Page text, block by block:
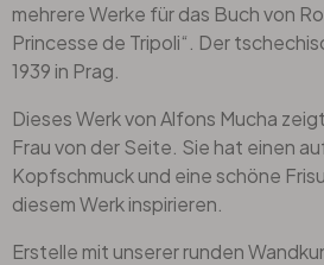
mehrere Werke für das Buch von
Princesse de Tripoli“. Der
1939 in Prag.
Dieses Werk von Alfons Mucha
Frau von der Seite. Sie hat einen
Kopfschmuck und eine schöne
diesem Werk inspirieren.
Erstelle mit unserer runden